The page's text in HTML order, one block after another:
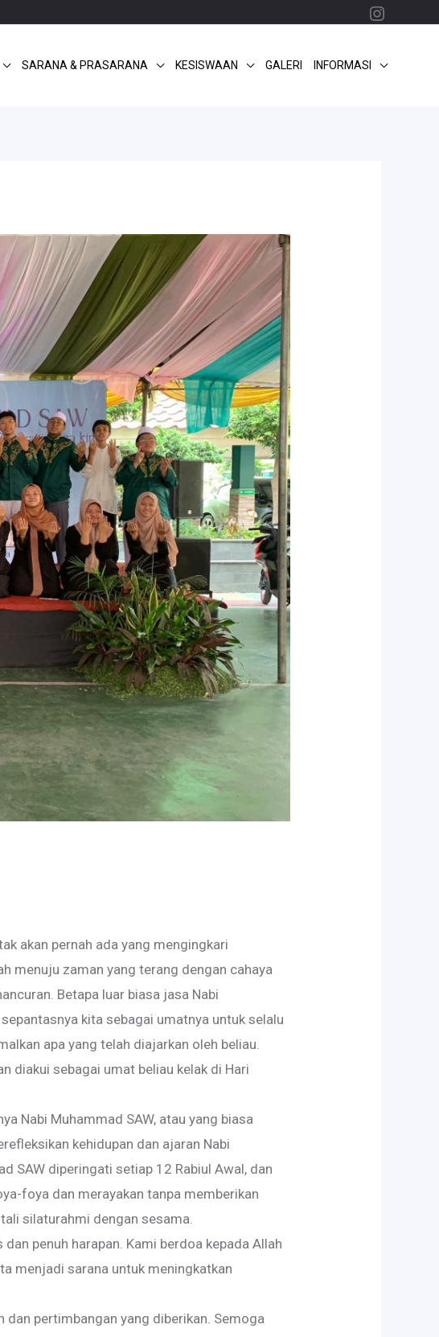
SARANA & PRASARANA KESISWAAN GALERI INFORMASI
akan pernah ada yang mengingkari
menuju zaman yang terang dengan cahaya
Betapa luar biasa jasa Nabi
kita sebagai umatnya untuk selalu
apa yang telah diajarkan oleh beliau.
diakui sebagai umat beliau kelak di Hari
Nabi Muhammad SAW, atau yang biasa
kehidupan dan ajaran Nabi
SAW diperingati setiap 12 Rabiul Awal, dan
foya dan merayakan tanpa memberikan
silaturahmi dengan sesama.
penuh harapan. Kami berdoa kepada Allah
menjadi sarana untuk meningkatkan
pertimbangan yang diberikan. Semoga